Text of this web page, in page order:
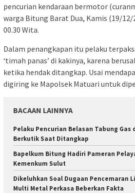
pencurian kendaraan bermotor
warga Bitung Barat Dua, Kamis (19/
00.30 Wita.
Dalam penangkapan itu pelaku
‘timah panas’ di kakinya, karena
ketika hendak ditangkap. Usai
digiring ke Mapolsek Matuari untuk
BACAAN LAINNYA
Pelaku Pencurian Belasan Tabung Gas
Berkutik Saat Ditangkap
‎Bapelkum Bitung Hadiri Pameran
Kemenkum Sulut
Dikeluhkan Soal Dugaan Pencemaran
Multi Metal Perkasa Beberkan Fakta